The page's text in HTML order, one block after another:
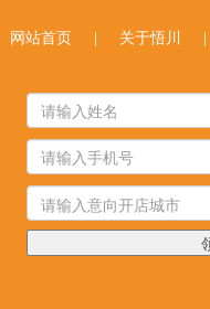
网站首页| 关于悟川